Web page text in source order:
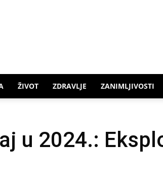
ŽIVOT ZDRAVLJE ZANIMLJIVOSTI
u 2024.: